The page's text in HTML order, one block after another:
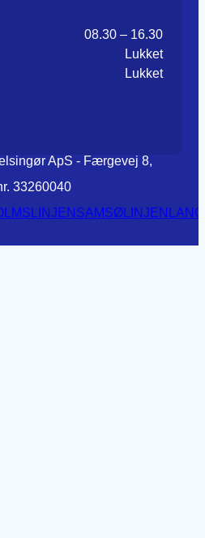
08.30 – 16.30
Lukket
Lukket
ApS - Færgevej 8,
33260040
SAMSØLINJEN